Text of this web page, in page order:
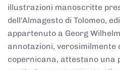
illustrazioni manoscritte
dell'Almagesto di Tolomeo,
appartenuto a Georg
annotazioni, verosimilmente
copernicana, attestano una